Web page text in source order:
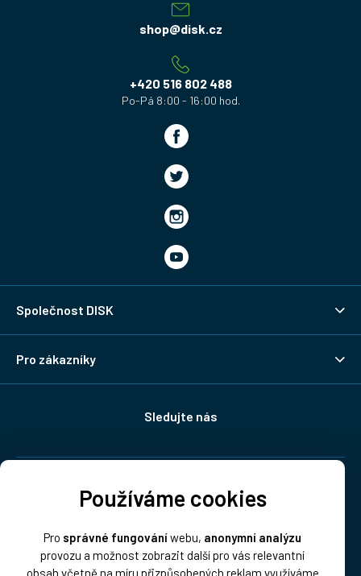
Používáme cookies
Pro správné fungováníwebu, anonymní analýzu
provozu a možnost zobrazit další pro vás relevantní
obsah včetně na míru přizpůsobených reklam využíváme
shop@disk.cz
+420 516 802 488
Společnost DISK
Pro zákazníky
Sledujte nás